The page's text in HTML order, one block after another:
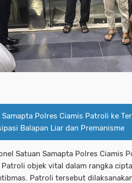
Samapta Polres Ciamis Patroli ke
Balapan Liar dan Premanisme
Satuan Samapta Polres Ciamis
Patroli objek vital dalam rangka
Patroli tersebut